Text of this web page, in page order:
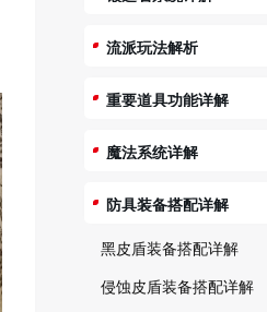
流派玩法解析
重要道具功能详解
魔法系统详解
防具装备搭配详解
黑皮盾装备搭配详解
侵蚀皮盾装备搭配详解